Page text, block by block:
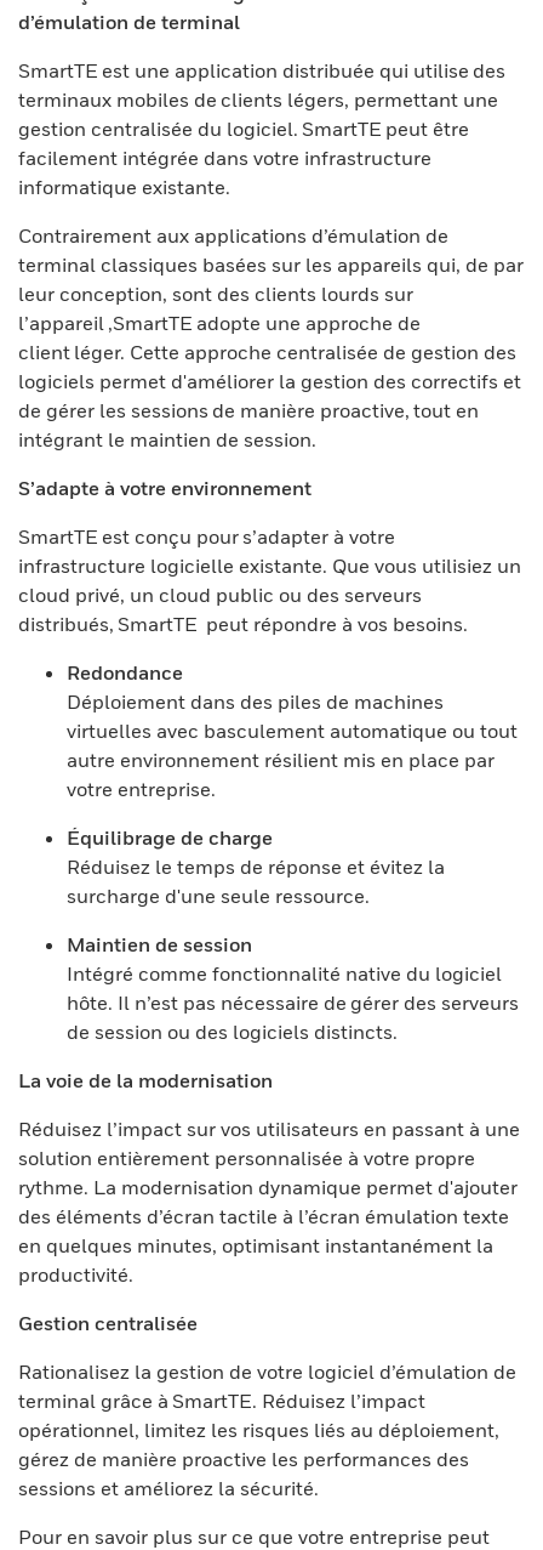
d’émulation de terminal
SmartTE est une application distribuée qui utilise des
terminaux mobiles de clients légers, permettant une
gestion centralisée du logiciel. SmartTE peut être
facilement intégrée dans votre infrastructure
informatique existante.
Contrairement aux applications d’émulation de
terminal classiques basées sur les appareils qui, de par
leur conception, sont des clients lourds sur
l’appareil ,SmartTE adopte une approche de
client léger. Cette approche centralisée de gestion des
logiciels permet d'améliorer la gestion des correctifs et
de gérer les sessions de manière proactive, tout en
intégrant le maintien de session.
S’adapte à votre environnement
SmartTE est conçu pour s’adapter à votre
infrastructure logicielle existante. Que vous utilisiez un
cloud privé, un cloud public ou des serveurs
distribués, SmartTE peut répondre à vos besoins.
Redondance
Déploiement dans des piles de machines
virtuelles avec basculement automatique ou tout
autre environnement résilient mis en place par
votre entreprise.
Équilibrage de charge
Réduisez le temps de réponse et évitez la
surcharge d'une seule ressource.
Maintien de session
Intégré comme fonctionnalité native du logiciel
hôte. Il n’est pas nécessaire de gérer des serveurs
de session ou des logiciels distincts.
La voie de la modernisation
Réduisez l’impact sur vos utilisateurs en passant à une
solution entièrement personnalisée à votre propre
rythme. La modernisation dynamique permet d'ajouter
des éléments d’écran tactile à l’écran émulation texte
en quelques minutes, optimisant instantanément la
productivité.
Gestion centralisée
Rationalisez la gestion de votre logiciel d’émulation de
terminal grâce à SmartTE. Réduisez l’impact
opérationnel, limitez les risques liés au déploiement,
gérez de manière proactive les performances des
sessions et améliorez la sécurité.
Pour en savoir plus sur ce que votre entreprise peut